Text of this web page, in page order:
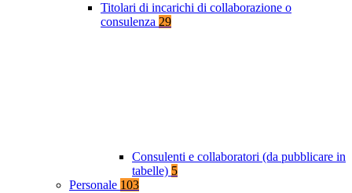
Titolari di incarichi di collaborazione o
consulenza 29
Consulenti e collaboratori (da pubblicare in
tabelle) 5
Personale 103